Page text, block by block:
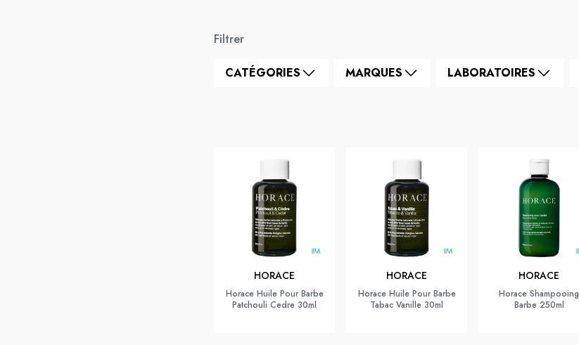
Filtrer
CATÉGORIES MARQUES LABORATOIRES
HORACE
Horace Huile Pour Barbe
Patchouli Cedre 30ml
HORACE
Horace Huile Pour Barbe
Tabac Vanille 30ml
HORACE
Horace Shampooing
Barbe 250ml